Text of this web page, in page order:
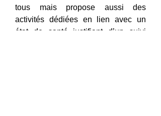
tous mais propose aussi des
activités dédiées en lien avec un
état de santé justifiant d’un suivi